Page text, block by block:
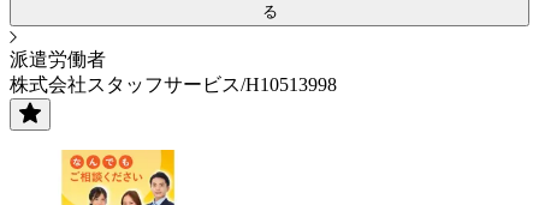
る
派遣労働者
株式会社スタッフサービス/H10513998